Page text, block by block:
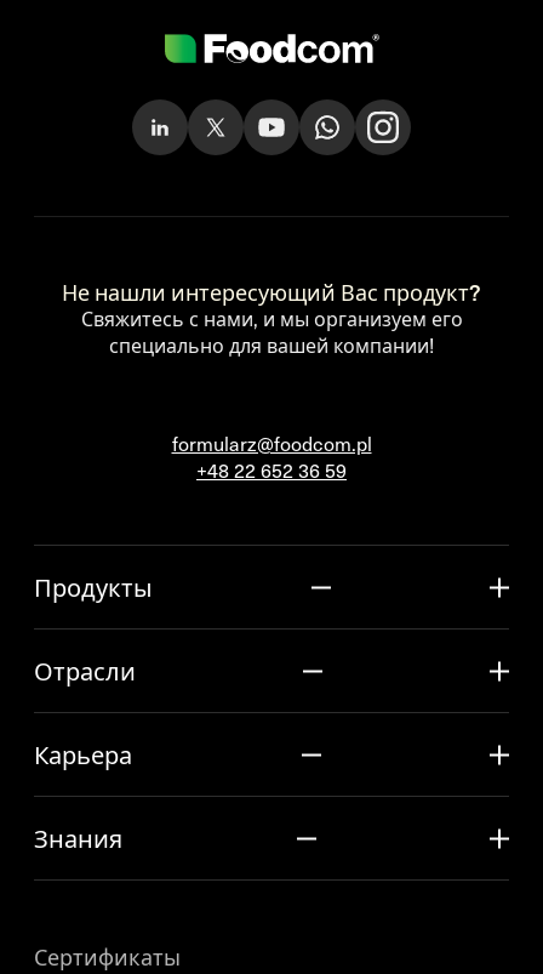
Не нашли интересующий Вас продукт?
Свяжитесь с нами, и мы организуем его
специально для вашей компании!
formularz@foodcom.pl
+48 22 652 36 59
Продукты
Отрасли
Карьера
Знания
Сертификаты